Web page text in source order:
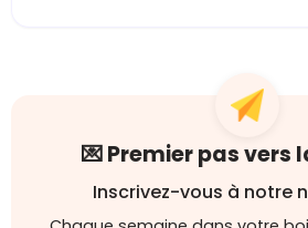
💌 Premier pas vers
Inscrivez-vous à notre